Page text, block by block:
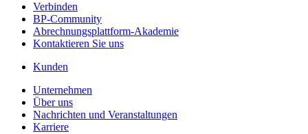
Verbinden
BP-Community
Abrechnungsplattform-Akademie
Kontaktieren Sie uns
Kunden
Unternehmen
Über uns
Nachrichten und Veranstaltungen
Karriere